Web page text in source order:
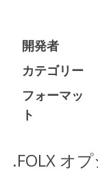
開発者
カテゴリー
フォーマッ
ト
.FOLX オ